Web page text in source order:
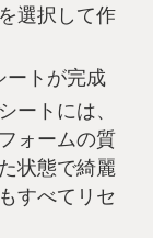
選択して作
ートが完成
ートには、
ォームの質
状態で綺麗
すべてリセ